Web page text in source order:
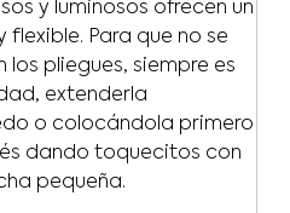
y luminosos ofrecen un
Para que no se
pliegues, siempre es
extenderla
o colocándola primero
dando toquecitos con
pequeña.